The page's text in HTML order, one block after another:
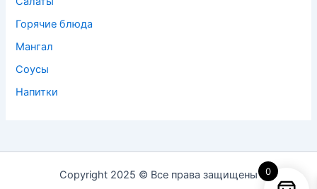
Горячие блюда
Мангал
Соусы
Напитки
Copyright 2025 © Все права защищены 0